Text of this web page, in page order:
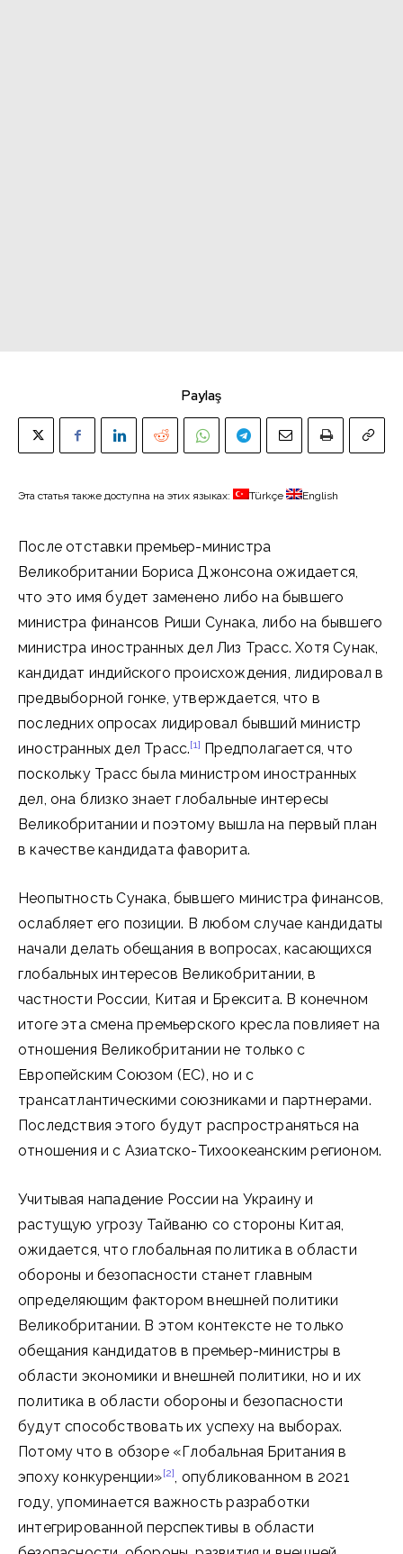
Paylaş
Эта статья также доступна на этих языках: Türkçe English
После отставки премьер-министра
Великобритании Бориса Джонсона ожидается,
что это имя будет заменено либо на бывшего
министра финансов Риши Сунака, либо на бывшего
министра иностранных дел Лиз Трасс. Хотя Сунак,
кандидат индийского происхождения, лидировал в
предвыборной гонке, утверждается, что в
последних опросах лидировал бывший министр
иностранных дел Трасс.[1] Предполагается, что
поскольку Трасс была министром иностранных
дел, она близко знает глобальные интересы
Великобритании и поэтому вышла на первый план
в качестве кандидата фаворита.
Неопытность Сунака, бывшего министра финансов,
ослабляет его позиции. В любом случае кандидаты
начали делать обещания в вопросах, касающихся
глобальных интересов Великобритании, в
частности России, Китая и Брексита. В конечном
итоге эта смена премьерского кресла повлияет на
отношения Великобритании не только с
Европейским Союзом (ЕС), но и с
трансатлантическими союзниками и партнерами.
Последствия этого будут распространяться на
отношения и с Азиатско-Тихоокеанским регионом.
Учитывая нападение России на Украину и
растущую угрозу Тайваню со стороны Китая,
ожидается, что глобальная политика в области
обороны и безопасности станет главным
определяющим фактором внешней политики
Великобритании. В этом контексте не только
обещания кандидатов в премьер-министры в
области экономики и внешней политики, но и их
политика в области обороны и безопасности
будут способствовать их успеху на выборах.
Потому что в обзоре «Глобальная Британия в
эпоху конкуренции»[2], опубликованном в 2021
году, упоминается важность разработки
интегрированной перспективы в области